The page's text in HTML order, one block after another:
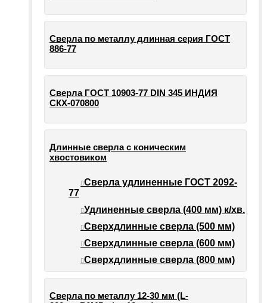
Сверла по металлу длинная серия ГОСТ
886-77
Сверла ГОСТ 10903-77 DIN 345 ИНДИЯ
СКХ-070800
Длинные сверла с коническим
хвостовиком
Сверла удлиненные ГОСТ 2092-
77
Удлиненные сверла (400 мм) к/хв.
Сверхдлинные сверла (500 мм)
Сверхдлинные сверла (600 мм)
Сверхдлинные сверла (800 мм)
Сверла по металлу 12-30 мм (L-